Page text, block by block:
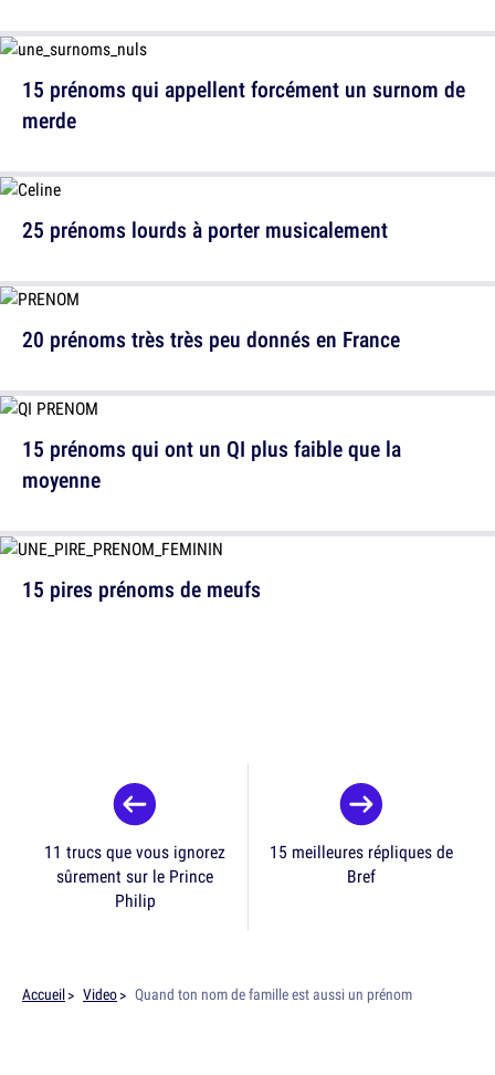
15 prénoms qui appellent forcément un surnom de
merde
20 prénoms très très peu donnés en France
15 pires prénoms de meufs
25 prénoms lourds à porter musicalement
15 prénoms qui ont un QI plus faible que la
moyenne
11 trucs que vous ignorez
sûrement sur le Prince
Philip
15 meilleures répliques de
Bref
Accueil Video Quand ton nom de famille est aussi un prénom